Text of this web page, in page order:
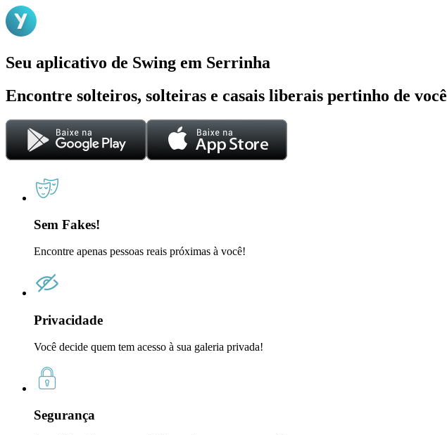
Seu aplicativo de Swing em Serrinha
Encontre solteiros, solteiras e casais liberais pertinho de você
Sem Fakes!
Encontre apenas pessoas reais próximas à você!
Privacidade
Você decide quem tem acesso à sua galeria privada!
Segurança